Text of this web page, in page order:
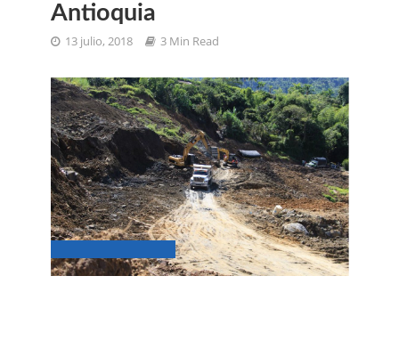
Antioquia
13 julio, 2018 3 Min Read